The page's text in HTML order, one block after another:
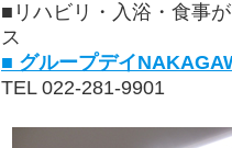
■リハビリ・入浴・食事
ス
■ グループデイ
TEL 022-281-9901